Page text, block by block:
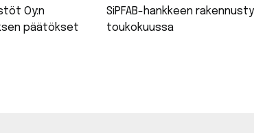
Oy:n
päätökset
SiPFAB-hankkeen
toukokuussa